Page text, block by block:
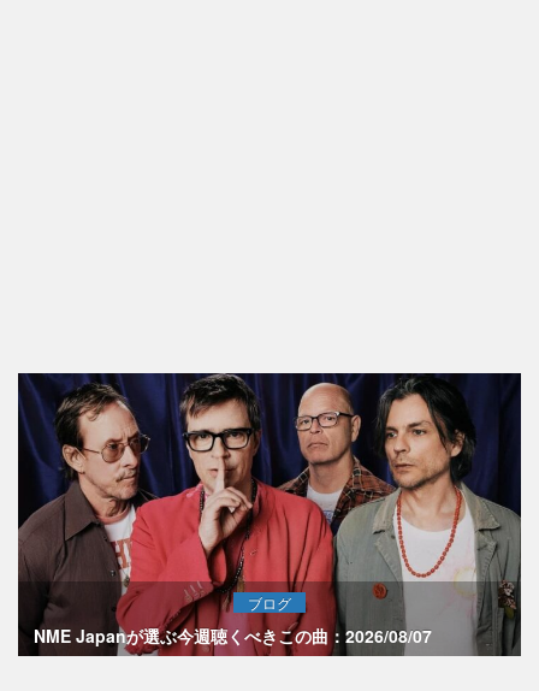
ブログ
NME Japanが選ぶ今週聴くべきこの曲：2026/08/07